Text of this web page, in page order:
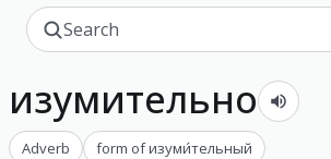
изумительно
Adverb form ofизуми́тельный